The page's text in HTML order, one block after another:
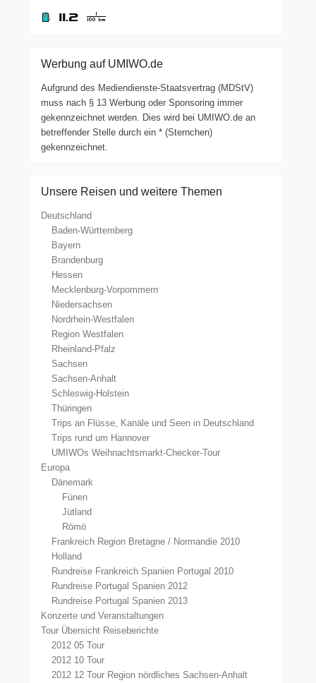
Werbung auf UMIWO.de
Aufgrund des Mediendienste-Staatsvertrag (MDStV)
muss nach § 13 Werbung oder Sponsoring immer
gekennzeichnet werden. Dies wird bei UMIWO.de an
betreffender Stelle durch ein * (Sternchen)
gekennzeichnet.
Unsere Reisen und weitere Themen
Deutschland
Baden-Württemberg
Bayern
Brandenburg
Hessen
Mecklenburg-Vorpommern
Niedersachsen
Nordrhein-Westfalen
Region Westfalen
Rheinland-Pfalz
Sachsen
Sachsen-Anhalt
Schleswig-Holstein
Thüringen
Trips an Flüsse, Kanäle und Seen in Deutschland
Trips rund um Hannover
UMIWOs Weihnachtsmarkt-Checker-Tour
Europa
Dänemark
Fünen
Jütland
Römö
Frankreich Region Bretagne / Normandie 2010
Holland
Rundreise Frankreich Spanien Portugal 2010
Rundreise Portugal Spanien 2012
Rundreise Portugal Spanien 2013
Konzerte und Veranstaltungen
Tour Übersicht Reiseberichte
2012 05 Tour
2012 10 Tour
2012 12 Tour Region nördliches Sachsen-Anhalt